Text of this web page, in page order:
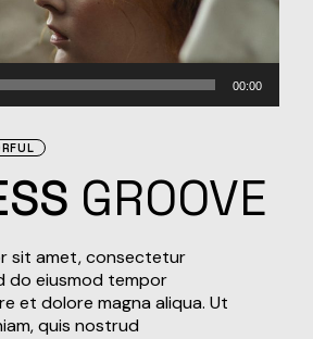
00:00
GROOVE
sit amet, consectetur
do eiusmod tempor
et dolore magna aliqua. Ut
quis nostrud